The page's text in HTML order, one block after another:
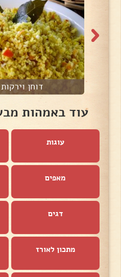
דוחן
עוד באמהות
עוגות
מאפים
דגים
מתכון לאורז